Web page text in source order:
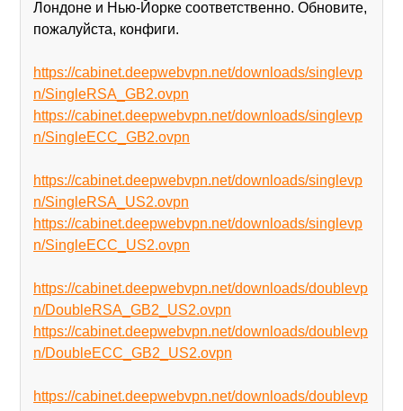
Лондоне и Нью-Йорке соответственно. Обновите,
пожалуйста, конфиги.
https://cabinet.deepwebvpn.net/downloads/singlevp
n/SingleRSA_GB2.ovpn
https://cabinet.deepwebvpn.net/downloads/singlevp
n/SingleECC_GB2.ovpn
https://cabinet.deepwebvpn.net/downloads/singlevp
n/SingleRSA_US2.ovpn
https://cabinet.deepwebvpn.net/downloads/singlevp
n/SingleECC_US2.ovpn
https://cabinet.deepwebvpn.net/downloads/doublevp
n/DoubleRSA_GB2_US2.ovpn
https://cabinet.deepwebvpn.net/downloads/doublevp
n/DoubleECC_GB2_US2.ovpn
https://cabinet.deepwebvpn.net/downloads/doublevp